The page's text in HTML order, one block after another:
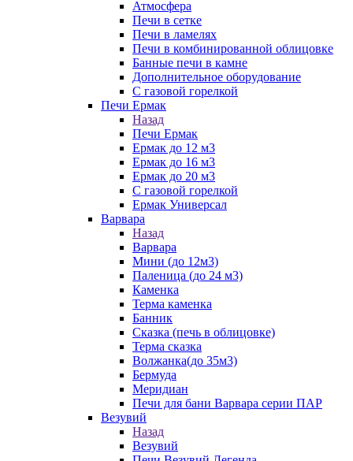
Атмосфера
Печи в сетке
Печи в ламелях
Печи в комбинированной облицовке
Банные печи в камне
Дополнительное оборудование
С газовой горелкой
Печи Ермак
Назад
Печи Ермак
Ермак до 12 м3
Ермак до 16 м3
Ермак до 20 м3
С газовой горелкой
Ермак Универсал
Варвара
Назад
Варвара
Мини (до 12м3)
Паленица (до 24 м3)
Каменка
Терма каменка
Банник
Сказка (печь в облицовке)
Терма сказка
Волжанка(до 35м3)
Бермуда
Меридиан
Печи для бани Варвара серии ПАР
Везувий
Назад
Везувий